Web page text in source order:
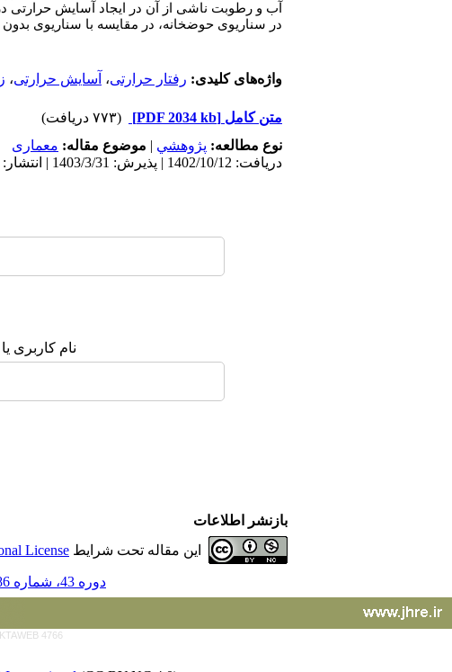
در سناریوی حوضخانه، در مقایسه با سناریوی بدون حوض که تفاوت
واژه‌های کلیدی: رفتار حرارتی، آسایش حرارتی،
متن کامل [PDF 2034 kb]
(۷۷۳ دریافت)
نوع مطالعه: پژوهشي | موضوع مقاله: معماری
دریافت: 1402/10/12 | پذیرش: 1403/3/31 | انتشار: 1403/3/31
نام کاربری
بازنشر اطلاعات
این مقاله تحت شرایط License
دوره 43، شماره 186 - ( 4-1403 )
4766